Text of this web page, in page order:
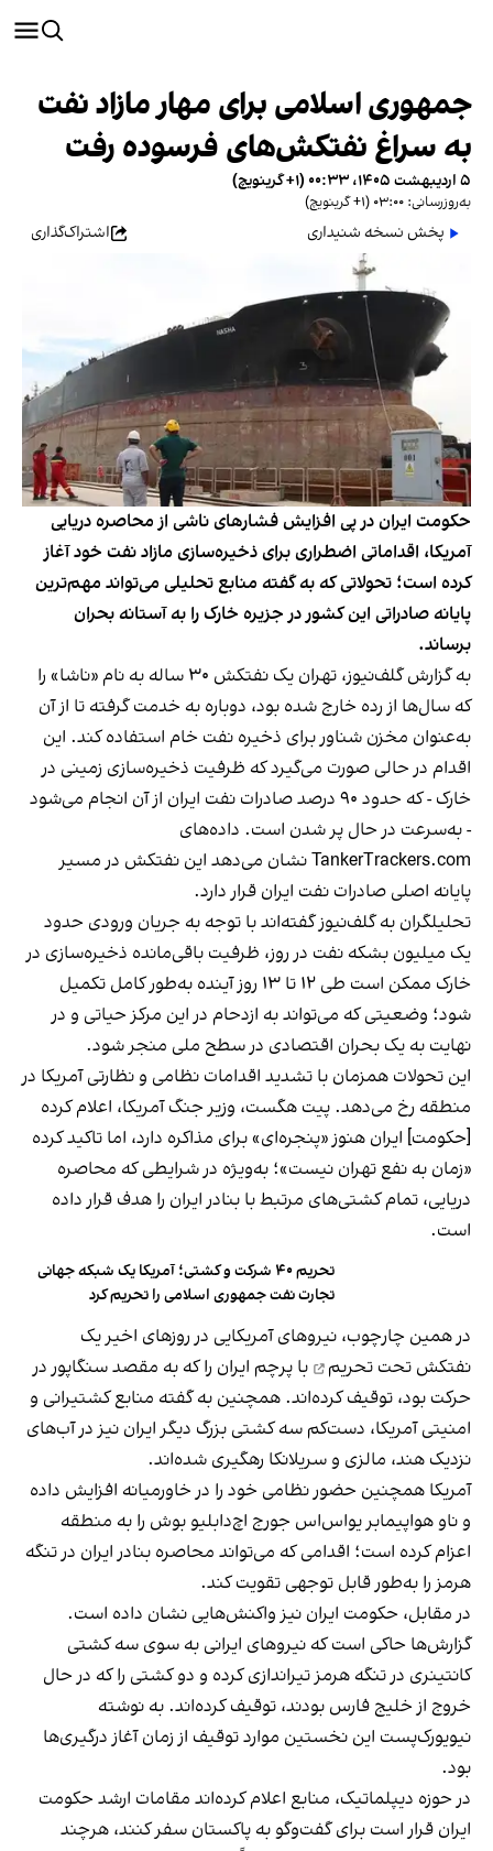
جمهوری اسلامی برای مهار مازاد نفت
به سراغ نفتکش‌های فرسوده رفت
۵ اردیبهشت ۱۴۰۵، ۰۰:۳۳ (‎+۱ گرینویچ)
به‌روزرسانی: ۰۳:۰۰ (‎+۱ گرینویچ)
پخش نسخه شنیداری اشتراک‌گذاری
حکومت ایران در پی افزایش فشارهای ناشی از محاصره دریایی
آمریکا، اقداماتی اضطراری برای ذخیره‌سازی مازاد نفت خود آغاز
کرده است؛ تحولاتی که به گفته منابع تحلیلی می‌تواند مهم‌ترین
پایانه صادراتی این کشور در جزیره خارک را به آستانه بحران
برساند.
به گزارش گلف‌نیوز، تهران یک نفتکش ۳۰ ساله به نام «ناشا» را
که سال‌ها از رده خارج شده بود، دوباره به خدمت گرفته تا از آن
به‌عنوان مخزن شناور برای ذخیره نفت خام استفاده کند. این
اقدام در حالی صورت می‌گیرد که ظرفیت ذخیره‌سازی زمینی در
خارک - که حدود ۹۰ درصد صادرات نفت ایران از آن انجام می‌شود
- به‌سرعت در حال پر شدن است. داده‌های
TankerTrackers.com نشان می‌دهد این نفتکش در مسیر
پایانه اصلی صادرات نفت ایران قرار دارد.
تحلیلگران به گلف‌نیوز گفته‌اند با توجه به جریان ورودی حدود
یک میلیون بشکه نفت در روز، ظرفیت باقی‌مانده ذخیره‌سازی در
خارک ممکن است طی ۱۲ تا ۱۳ روز آینده به‌طور کامل تکمیل
شود؛ وضعیتی که می‌تواند به ازدحام در این مرکز حیاتی و در
نهایت به یک بحران اقتصادی در سطح ملی منجر شود.
این تحولات همزمان با تشدید اقدامات نظامی و نظارتی آمریکا در
منطقه رخ می‌دهد. پیت هگست، وزیر جنگ آمریکا، اعلام کرده
[حکومت] ایران هنوز «پنجره‌ای» برای مذاکره دارد، اما تاکید کرده
«زمان به نفع تهران نیست»؛ به‌ویژه در شرایطی که محاصره
دریایی، تمام کشتی‌های مرتبط با بنادر ایران را هدف قرار داده
است.
تحریم ۴۰ شرکت و کشتی؛ آمریکا یک شبکه جهانی
تجارت نفت جمهوری اسلامی را تحریم کرد
در همین چارچوب، نیروهای آمریکایی در روزهای اخیر یک
نفتکش تحت تحریم
با پرچم ایران را که به مقصد سنگاپور در
حرکت بود، توقیف کرده‌اند. همچنین به گفته منابع کشتیرانی و
امنیتی آمریکا، دست‌کم سه کشتی بزرگ دیگر ایران نیز در آب‌های
نزدیک هند، مالزی و سریلانکا رهگیری شده‌اند.
آمریکا همچنین حضور نظامی خود را در خاورمیانه افزایش داده
و ناو هواپیمابر یواس‌اس جورج اچ‌دابلیو بوش را به منطقه
اعزام کرده است؛ اقدامی که می‌تواند محاصره بنادر ایران در تنگه
هرمز را به‌طور قابل توجهی تقویت کند.
در مقابل، حکومت ایران نیز واکنش‌هایی نشان داده است.
گزارش‌ها حاکی است که نیروهای ایرانی به سوی سه کشتی
کانتینری در تنگه هرمز تیراندازی کرده و دو کشتی را که در حال
خروج از خلیج فارس بودند، توقیف کرده‌اند. به نوشته
نیویورک‌پست این نخستین موارد توقیف از زمان آغاز درگیری‌ها
بود.
در حوزه دیپلماتیک، منابع اعلام کرده‌اند مقامات ارشد حکومت
ایران قرار است برای گفت‌وگو به پاکستان سفر کنند، هرچند